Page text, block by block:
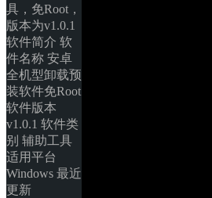
具，免Root，
版本为v1.0.1
软件简介 软
件名称 安卓
全机型卸载预
装软件免Root
软件版本
v1.0.1 软件类
别 辅助工具
适用平台
Windows 最近
更新